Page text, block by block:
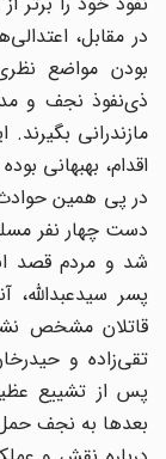
در مقابل،
بودن مواضع نظری
ذی‌نفوذ نجف و
مازندرانی
اقدام، بهبهانی
دست چهار نفر مسلح
شد و مردم قصد
پسر
قاتلان مشخص
تقی‌زاده و
پس از تشییع
بعدها به نجف حمل